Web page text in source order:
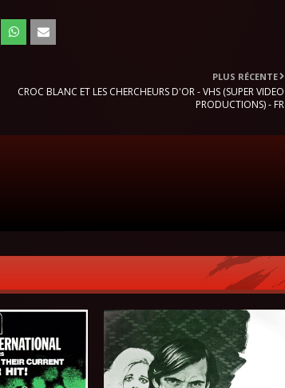
PLUS RÉCENTE
CROC BLANC ET LES CHERCHEURS D'OR - VHS (SUPER VIDEO
PRODUCTIONS) - FR